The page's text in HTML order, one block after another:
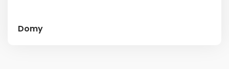
Domy